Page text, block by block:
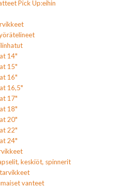
Pick Up:eihin
14"
15"
16"
16,5"
17"
18"
20"
22"
24"
keskiöt, spinnerit
vanteet